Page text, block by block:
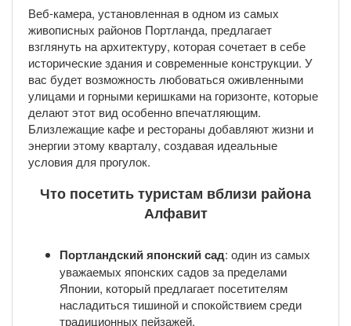
Веб-камера, установленная в одном из самых
живописных районов Портланда, предлагает
взглянуть на архитектуру, которая сочетает в себе
исторические здания и современные конструкции. У
вас будет возможность любоваться оживленными
улицами и горными керишками на горизонте, которые
делают этот вид особенно впечатляющим.
Близлежащие кафе и рестораны добавляют жизни и
энергии этому кварталу, создавая идеальные
условия для прогулок.
Что посетить туристам вблизи района
Алфавит
Портландский японский сад: один из самых
уважаемых японских садов за пределами
Японии, который предлагает посетителям
насладиться тишиной и спокойствием среди
традиционных пейзажей.